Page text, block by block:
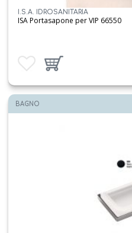
I.S.A. IDROSANITARIA
ISA Portasapone per VIP 66550
Aggiungi ai preferitiAggiungi prodotto al carrello
BAGNO